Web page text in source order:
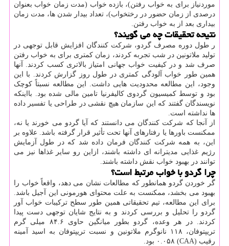
موردنیاز برای به خواب رفتن)، بازده خواب (مدت زمان خواب بعنوان
درصدی از زمان حضور در رختخواب)، تعداد بیدار شدن ها، مدت زمان
بیداری بعد از به خواب رفتن.
نتیحه تحقیقات چه می گویند؟
ر طول دوره مصرف گردو، شرکت کنندگان افزایش قابل توجهی در
تولید ملاتونین در شب تجربه کردند، زمان کمتری برای به خواب رفتن
صرف شد و در کیفیت خواب جهانی امتیاز بالاتری کسب کردند. آنها
همین طور خواب آلودگی کمتری در طول روز گزارش کردند. با این
وجود، این مطالعه محدودیت هایی داشت. این مطالعه نسبتاً کوچک
بود و توسط کمیسیون گردوی کالیفرنیا تامین مالی شده بود. بااینکه
نویسندگان گفتند که این سازمان هیچ نقشی در طراحی یا تفسیر داده
ها نداشته است.
از آنجا که شرکت کنندگان می دانستند که آیا گردو می خورند یا نه،
ممکنست باورها یا رفتارهای آنها تحت تأثیر قرار گرفته باشد. علاوه بر
این، به همه شرکت کنندگان فرمان داده شد که در طول آزمایش
رژیم غذایی مدیترانه ای داشته باشند، ازاین رو سایر غذاها نیز می
توانند در بهبود خواب نقش داشته باشند.
چرا گردو با خواب مرتبط است؟
گر خوردن گردو همانطور که مطالعات نشان می دهد، واقعاً خواب را
بهبود می بخشد، ممکنست به علت محتوای هورمونی این آجیل باشد.
برای این مطالعه، تیم تحقیقاتی همین طور سطح ترکیبات خواب آور
گردو را تحلیل و بررسی کردند و به نتایج شایان توجهی دست پیدا
کردند. در هر وعده، گردو بطور میانگین حاوی ۸۴.۶ میلی گرم
تریپتوفان، ۱۱۸ نانوگرم ملاتونین و نسبت تریپتوفان به اسید آمینه
رقیب (CAA) ۰.۰۵۸ بود.